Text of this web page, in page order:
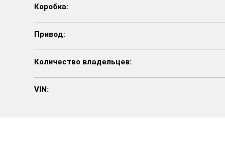
Коробка:
Привод:
Количество владельцев:
VIN: